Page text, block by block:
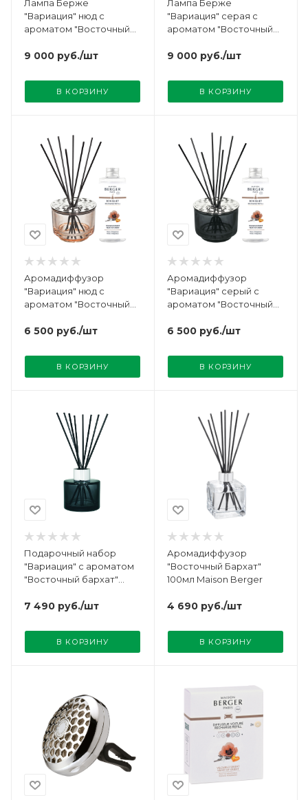
Лампа Берже
"Вариация" нюд с
ароматом "Восточный
Berger
9 000 руб./шт
В КОРЗИНУ
Лампа Берже
"Вариация" серая с
ароматом "Восточный
Berger
9 000 руб./шт
В КОРЗИНУ
Аромадиффузор
"Вариация" нюд с
ароматом "Восточный
Berger
6 500 руб./шт
В КОРЗИНУ
Аромадиффузор
"Вариация" серый с
ароматом "Восточный
Berger
6 500 руб./шт
В КОРЗИНУ
Подарочный набор
"Вариация" с ароматом
"Восточный бархат"
7 490 руб./шт
В КОРЗИНУ
Аромадиффузор
"Восточный Бархат"
100мл Maison Berger
4 690 руб./шт
В КОРЗИНУ